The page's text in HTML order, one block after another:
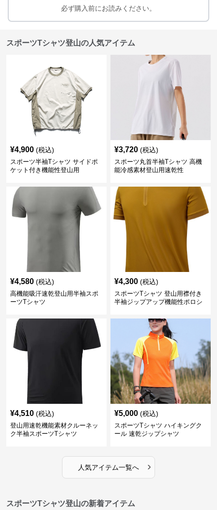
必ず購入前にお読みください。
スポーツTシャツ登山の人気アイテム
¥4,900 (税込)
スポーツ半袖Tシャツ サイドポ
ケット付き機能性登山用
¥3,720 (税込)
スポーツ丸首半袖Tシャツ 高機
能冷感素材登山用速乾性
¥4,580 (税込)
高機能吸汗速乾登山用半袖スポ
ーツTシャツ
¥4,300 (税込)
スポーツTシャツ 登山用襟付き
半袖ジップアップ機能性ポロシ
¥4,510 (税込)
登山用速乾機能素材クルーネッ
ク半袖スポーツTシャツ
¥5,000 (税込)
スポーツTシャツ ハイキングク
ール 速乾ジップシャツ
人気アイテム一覧へ ›
スポーツTシャツ登山の新着アイテム